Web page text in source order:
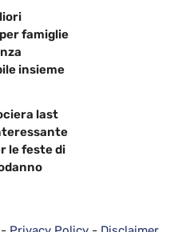
famiglie
insieme
last
le feste di